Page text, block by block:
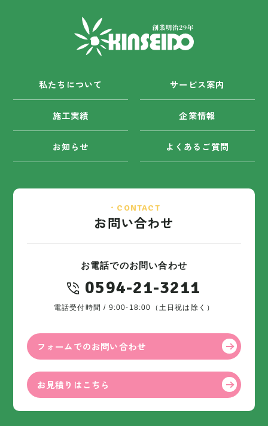
私たちについて サービス案内
施工実績 企業情報
お知らせ よくあるご質問
・CONTACT
お問い合わせ
お電話でのお問い合わせ
0594-21-3211
電話受付時間 / 9:00-18:00（土日祝は除く）
フォームでのお問い合わせ
お見積りはこちら